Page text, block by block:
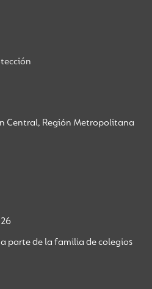
Central, Región Metropolitana
parte de la familia de colegios